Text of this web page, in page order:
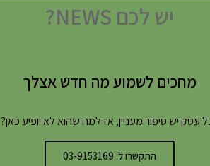
יש לכם NEWS?
מחכים לשמוע מה חדש אצלך
עסק יש סיפור מעניין, אז למה שהוא לא יופיע כאן?
התקשרו ל: 03-9153169